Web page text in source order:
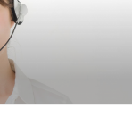
、買取、処